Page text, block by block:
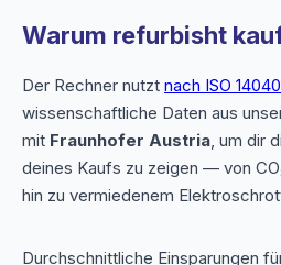
Warum refurbisht
Der Rechner nutzt nach ISO
wissenschaftliche Daten aus
mit Fraunhofer Austria, um dir
deines Kaufs zu zeigen — von
hin zu vermiedenem
Durchschnittliche Einsparungen